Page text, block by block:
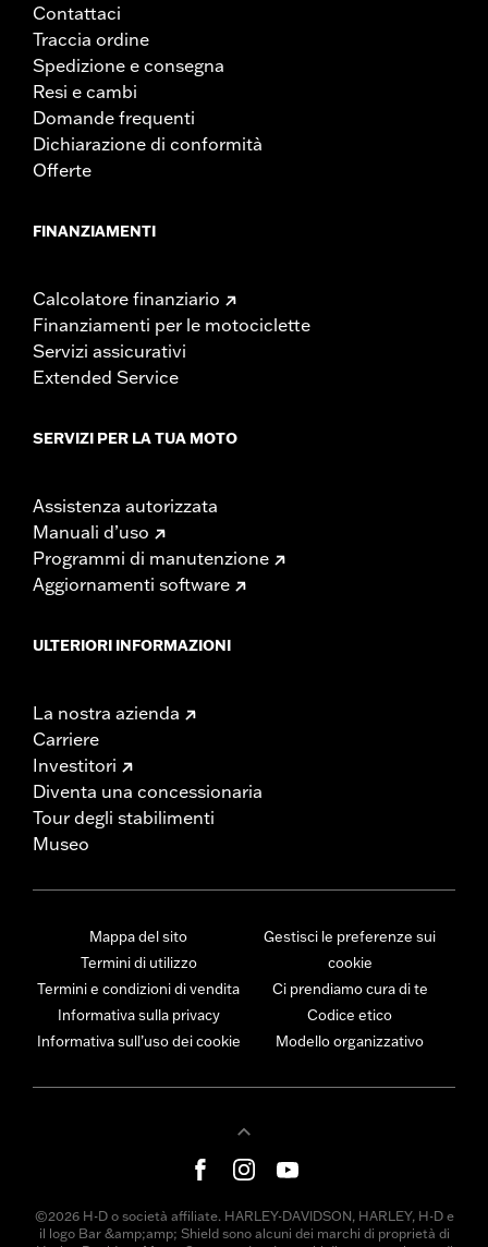
Contattaci
Traccia ordine
Spedizione e consegna
Resi e cambi
Domande frequenti
Dichiarazione di conformità
Offerte
FINANZIAMENTI
Calcolatore finanziario
Finanziamenti per le motociclette
Servizi assicurativi
Extended Service
SERVIZI PER LA TUA MOTO
Assistenza autorizzata
Manuali d’uso
Programmi di manutenzione
Aggiornamenti software
ULTERIORI INFORMAZIONI
La nostra azienda
Carriere
Investitori
Diventa una concessionaria
Tour degli stabilimenti
Museo
Mappa del sito
Termini di utilizzo
Termini e condizioni di vendita
Informativa sulla privacy
Informativa sull’uso dei cookie
Gestisci le preferenze sui
cookie
Ci prendiamo cura di te
Codice etico
Modello organizzativo
©2026 H-D o società affiliate. HARLEY-DAVIDSON, HARLEY, H-D e
il logo Bar &amp;amp; Shield sono alcuni dei marchi di proprietà di